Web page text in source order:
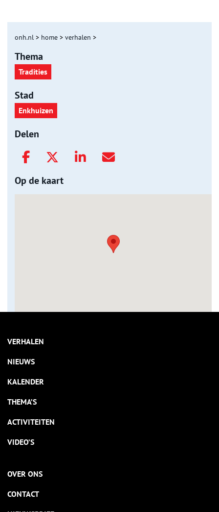
onh.nl > home > verhalen >
Thema
Tradities
Stad
Enkhuizen
Delen
Op de kaart
VERHALEN
NIEUWS
KALENDER
THEMA’S
ACTIVITEITEN
VIDEO’S
OVER ONS
CONTACT